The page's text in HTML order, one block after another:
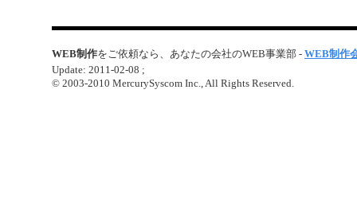
WEB制作をご依頼なら、あなたの会社のWEB事業部 - WEB制作
Update: 2011-02-08 ;
© 2003-2010 MercurySyscom Inc., All Rights Reserved.